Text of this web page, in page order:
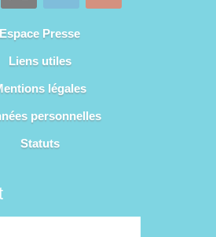
Espace Presse
Liens utiles
légales
personnelles
Statuts